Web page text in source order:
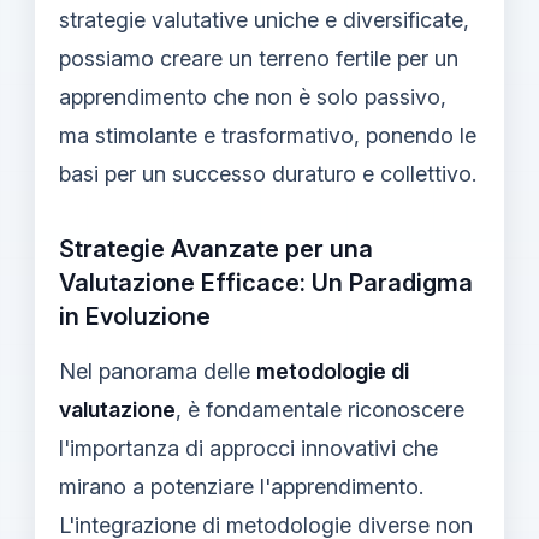
strategie valutative uniche e diversificate,
possiamo creare un terreno fertile per un
apprendimento che non è solo passivo,
ma stimolante e trasformativo, ponendo le
basi per un successo duraturo e collettivo.
Strategie Avanzate per una
Valutazione Efficace: Un Paradigma
in Evoluzione
Nel panorama delle metodologie di
valutazione, è fondamentale riconoscere
l'importanza di approcci innovativi che
mirano a potenziare l'apprendimento.
L'integrazione di metodologie diverse non